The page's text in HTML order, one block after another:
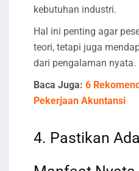
kebutuhan industri.
Hal ini penting agar
teori, tetapi juga
dari pengalaman nyata.
Baca Juga: 6
Pekerjaan Akuntansi
4. Pastikan